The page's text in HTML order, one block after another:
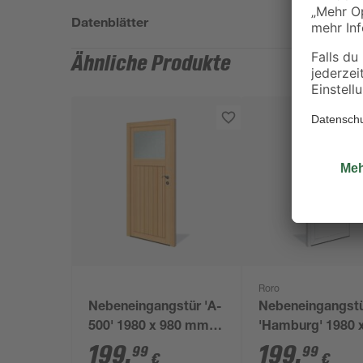
Datenblätter
Ähnliche Produkte
Nebeneingangstür 'A-
500' 1980 x 980 mm
DIN rechts
199,99 €
Roro
'Hamburg' 1980
mm DIN links
199,99 €